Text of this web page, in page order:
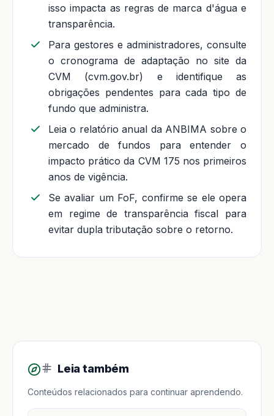
isso impacta as regras de marca d'água e
transparência.
Para gestores e administradores, consulte
o cronograma de adaptação no site da
CVM (cvm.gov.br) e identifique as
obrigações pendentes para cada tipo de
fundo que administra.
Leia o relatório anual da ANBIMA sobre o
mercado de fundos para entender o
impacto prático da CVM 175 nos primeiros
anos de vigência.
Se avaliar um FoF, confirme se ele opera
em regime de transparência fiscal para
evitar dupla tributação sobre o retorno.
Leia também
Conteúdos relacionados para continuar aprendendo.